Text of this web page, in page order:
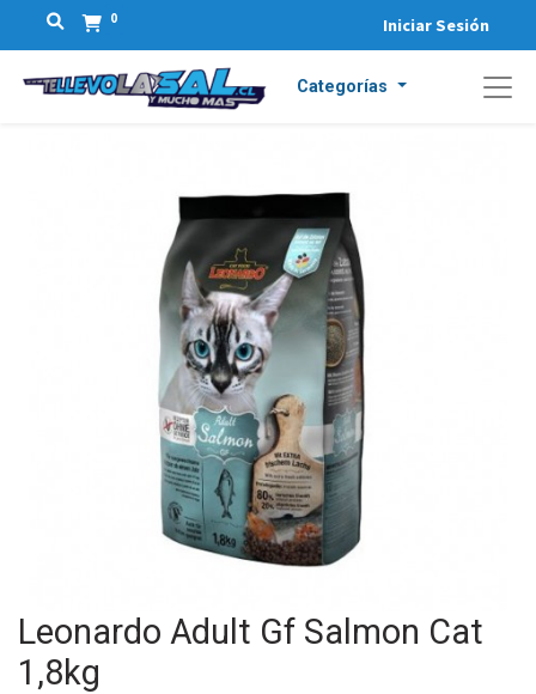
0 Iniciar Sesión
Categorías
Leonardo Adult Gf Salmon Cat
1,8kg